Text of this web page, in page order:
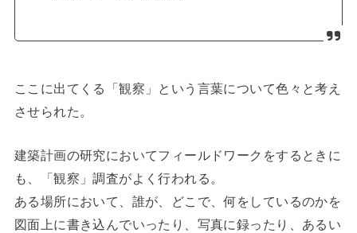
ここに出てくる「観察」という言葉について色々と考え
させられた。
建築計画の研究においてフィールドワークをするときに
も、「観察」調査がよく行われる。
ある場所において、誰が、どこで、何をしているのかを
図面上に書き込んでいったり、写真に録ったり、あるい